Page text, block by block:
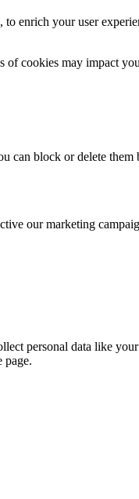
enrich your user
cookies may impact
can block or delete
our marketing
personal data like
page.